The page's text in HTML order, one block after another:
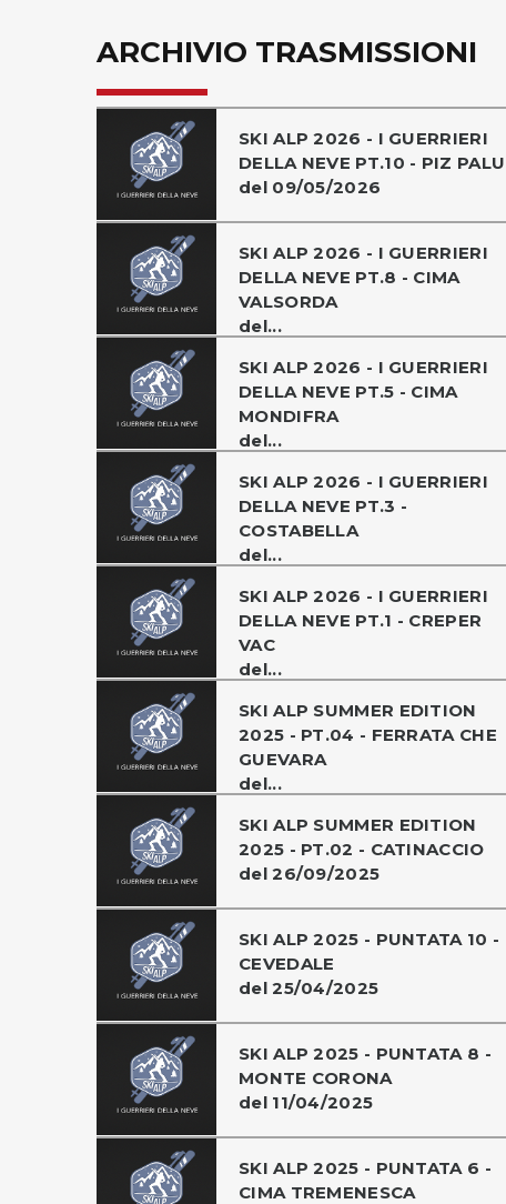
ARCHIVIO TRASMISSIONI
SKI ALP 2026 - I GUERRIERI
DELLA NEVE PT.10 - PIZ PALU
del 09/05/2026
SKI ALP 2026 - I GUERRIERI
DELLA NEVE PT.8 - CIMA
VALSORDA
del...
SKI ALP 2026 - I GUERRIERI
DELLA NEVE PT.5 - CIMA
MONDIFRA
del...
SKI ALP 2026 - I GUERRIERI
DELLA NEVE PT.3 -
COSTABELLA
del...
SKI ALP 2026 - I GUERRIERI
DELLA NEVE PT.1 - CREPER
VAC
del...
SKI ALP SUMMER EDITION
2025 - PT.04 - FERRATA CHE
GUEVARA
del...
SKI ALP SUMMER EDITION
2025 - PT.02 - CATINACCIO
del 26/09/2025
SKI ALP 2025 - PUNTATA 10 -
CEVEDALE
del 25/04/2025
SKI ALP 2025 - PUNTATA 8 -
MONTE CORONA
del 11/04/2025
SKI ALP 2025 - PUNTATA 6 -
CIMA TREMENESCA